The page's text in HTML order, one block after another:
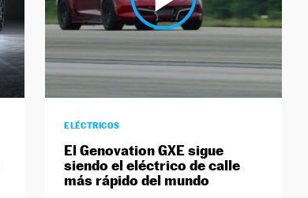
ELÉCTRICOS
El Genovation GXE sigue
siendo el eléctrico de calle
más rápido del mundo